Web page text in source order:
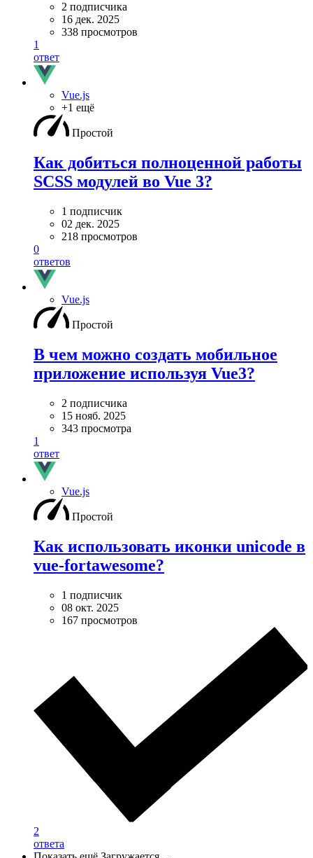
2 подписчика
16 дек. 2025
338 просмотров
1
ответ
Vue.js
+1 ещё
Простой
Как добиться полноценной работы
SCSS модулей во Vue 3?
1 подписчик
02 дек. 2025
218 просмотров
0
ответов
Vue.js
Простой
В чем можно создать мобильное
приложение используя Vue3?
2 подписчика
15 нояб. 2025
343 просмотра
1
ответ
Vue.js
Простой
Как использовать иконки unicode в
vue-fortawesome?
1 подписчик
08 окт. 2025
167 просмотров
2
ответа